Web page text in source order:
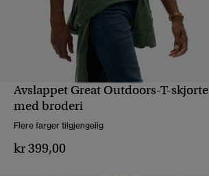
HURTIGVISNING
Avslappet Great Outdoors-T-skjorte
med broderi
Flere farger tilgjengelig
kr 399,00